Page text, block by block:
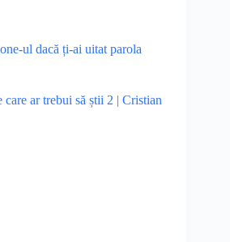
ul dacă ți-ai uitat parola